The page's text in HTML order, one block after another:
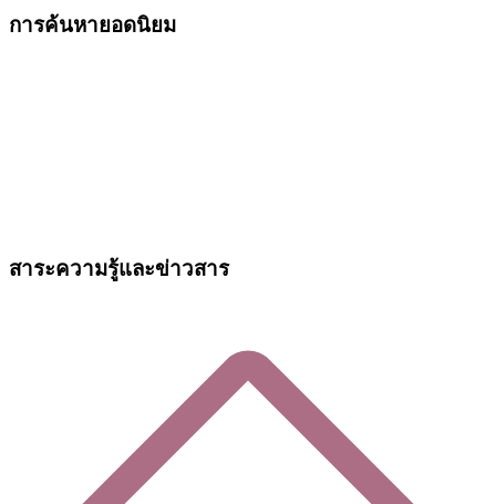
การค้นหายอดนิยม
สาระความรู้และข่าวสาร